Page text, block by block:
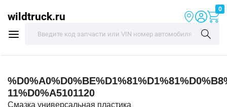
wildtruck.ru
0
11%D0%A5101120
Смазка универсальная пластика